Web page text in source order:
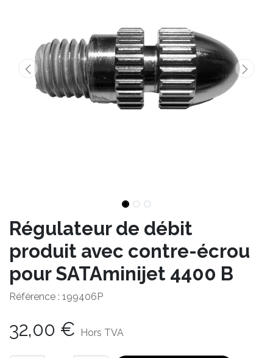
Régulateur de débit
produit avec contre-écrou
pour SATAminijet 4400 B
Référence : 199406P
32,00 € Hors TVA